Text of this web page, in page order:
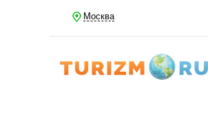
Москва